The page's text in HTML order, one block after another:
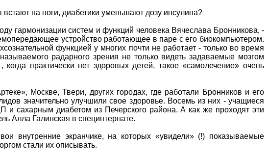
на ноги, диабетики уменьшают дозу инсулина?
гармонизации систем и функций человека Вячеслава Бронникова, -
устройство работающее в паре с его биокомпьютером.
функцией у многих почти не работает - только во время
радарного зрения не только видеть задаваемые мозгом
практически нет здоровых детей, такое «самолечение» очень
Москве, Твери, других городах, где работали Бронников и его
значительно улучшили свое здоровье. Восемь из них - учащиеся
сахарным диабетом из Печерского района. А как же проходят эти
Алла Галинская в специнтернате.
внутренние экранчике, на которых «увидели» (!) показываемые
стали их описывать.